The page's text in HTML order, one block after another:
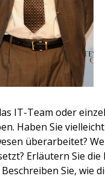
IT-Team oder
Haben Sie
überarbeitet?
Erläutern Sie die
Sie, wie